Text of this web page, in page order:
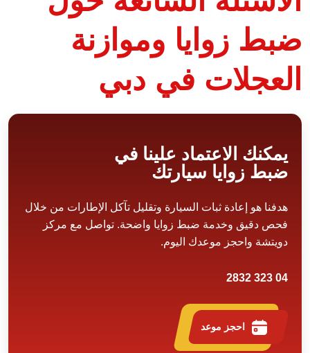
ضبط زوايا وموازنة
العجلات في دبي
يمكنك الاعتماد علينا في
ضبط زوايا سيارتك
هدفنا هو إعادة ثبات السيارة وتقليل تآكل الإطارات من خلال
فحص دقيق وخدمة ضبط زوايا واضحة. تواصل مع مركز
دويتشة واحجز موعدك اليوم.
04 323 2832
احجز موعد